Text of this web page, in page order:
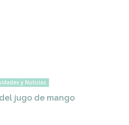
y Noticias
jugo de mango